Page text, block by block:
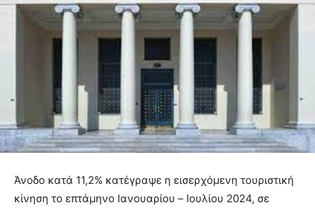
Άνοδο κατά 11,2% κατέγραψε η εισερχόμενη τουριστική
κίνηση το επτάμηνο Ιανουαρίου – Ιουλίου 2024, σε